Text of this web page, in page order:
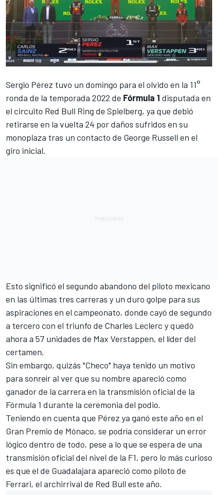
Sergio Pérez tuvo un domingo para el olvido en la 11°
ronda de la temporada 2022 de Fórmula 1 disputada en
el circuito Red Bull Ring de Spielberg, ya que debió
retirarse en la vuelta 24 por daños sufridos en su
monoplaza tras un contacto de George Russell en el
giro inicial.
Esto significó el segundo abandono del piloto mexicano
en las últimas tres carreras y un duro golpe para sus
aspiraciones en el campeonato, donde cayó de segundo
a tercero con el triunfo de Charles Leclerc y quedó
ahora a 57 unidades de Max Verstappen, el líder del
certamen.
Sin embargo, quizás "Checo" haya tenido un motivo
para sonreír al ver que su nombre apareció como
ganador de la carrera en la transmisión oficial de la
Fórmula 1 durante la ceremonia del podio.
Teniendo en cuenta que Pérez ya ganó este año en el
Gran Premio de Mónaco, se podría considerar un error
lógico dentro de todo, pese a lo que se espera de una
transmisión oficial del nivel de la F1, pero lo más curioso
es que el de Guadalajara apareció como piloto de
Ferrari, el archirrival de Red Bull este año.